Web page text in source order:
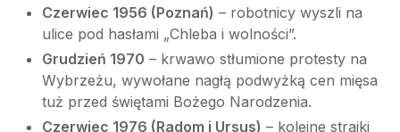
Czerwiec 1956 (Poznań) – robotnicy wyszli na
ulice pod hasłami „Chleba i wolności”.
Grudzień 1970 – krwawo stłumione protesty na
Wybrzeżu, wywołane nagłą podwyżką cen mięsa
tuż przed świętami Bożego Narodzenia.
Czerwiec 1976 (Radom i Ursus) – kolejne strajki